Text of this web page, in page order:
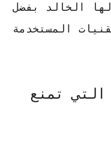
الخالد بفضل
المستخدمة
التي تمنع